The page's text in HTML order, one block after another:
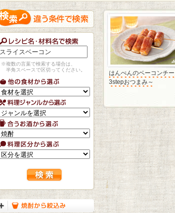
※複数の言葉で検索する場合は、
半角スペースで区切ってください。
はんぺんのベーコンチ
3stepおつまみ～